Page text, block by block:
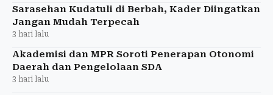
Sarasehan Kudatuli di Berbah, Kader Diingatkan
Jangan Mudah Terpecah
3 hari lalu
Akademisi dan MPR Soroti Penerapan Otonomi
Daerah dan Pengelolaan SDA
3 hari lalu